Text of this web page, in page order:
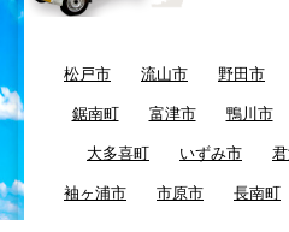
松戸市 流山市 野田市
鋸南町 富津市 鴨川市
大多喜町 いずみ市
袖ヶ浦市 市原市 長南町